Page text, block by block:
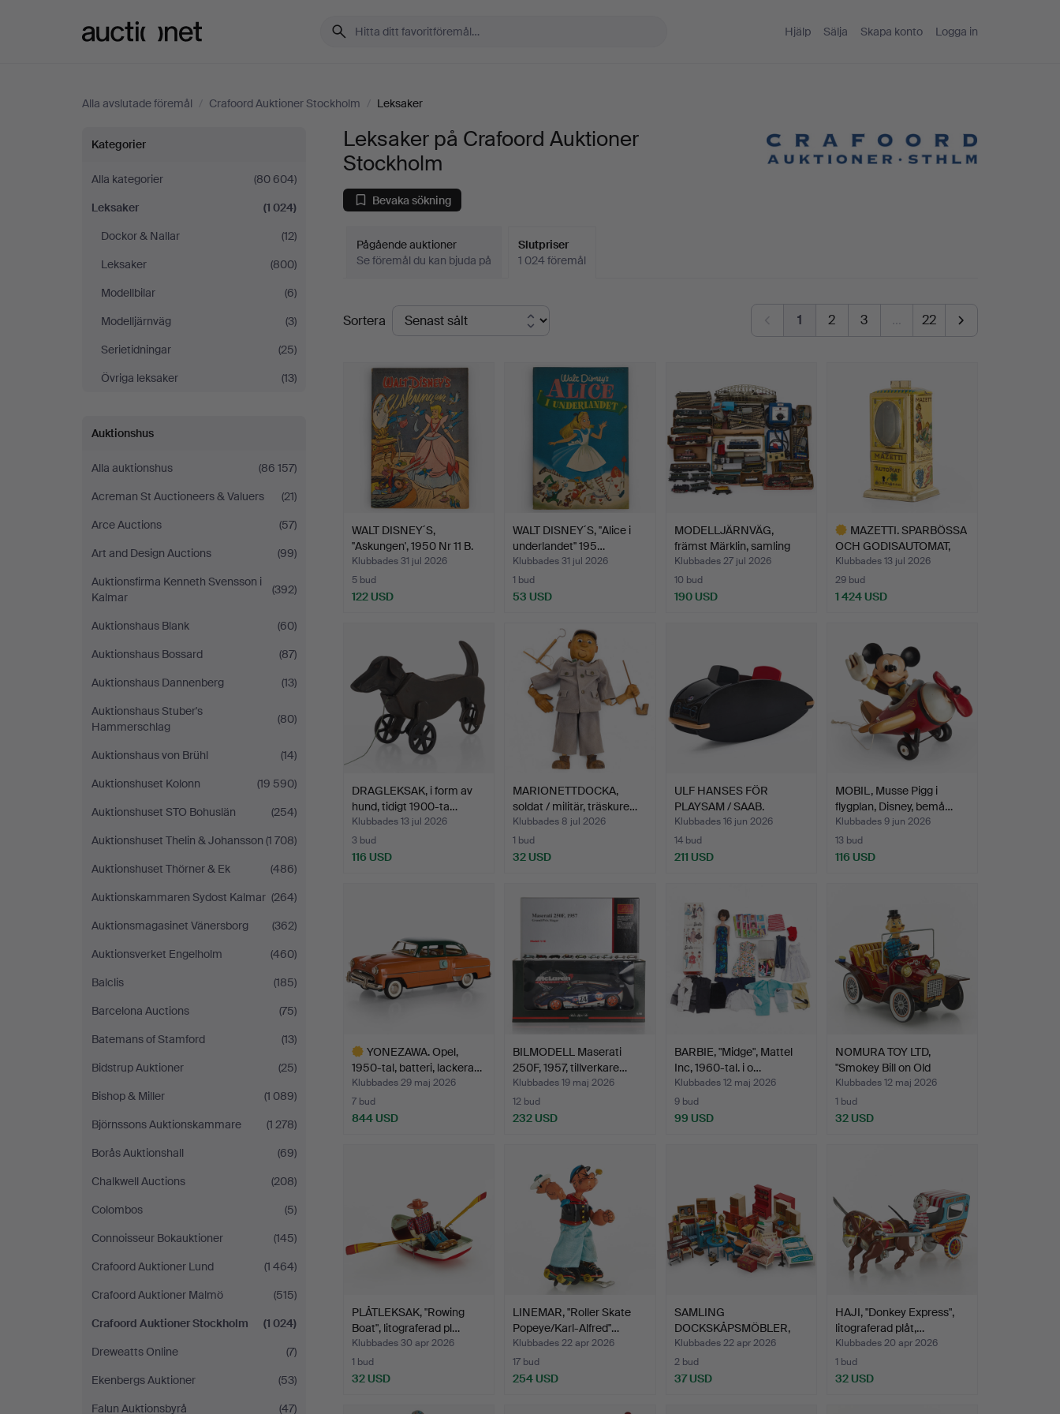
Hjälp Sälja Skapa konto Logga in
Alla avslutade föremål / Crafoord Auktioner Stockholm / Leksaker
Leksaker
på
Crafoord
Auktioner
Stockholm
Kategorier
Alla kategorier
(80 604)
Leksaker
(1 024)
Dockor & Nallar
(12)
Leksaker
(800)
Modellbilar
(6)
Modelljärnväg
(3)
Serietidningar
(25)
Övriga leksaker
(13)
Auktionshus
Alla auktionshus
(86 157)
Acreman St Auctioneers & Valuers
(21)
Arce Auctions
(57)
Art and Design Auctions
(99)
Auktionsfirma Kenneth Svensson i
Kalmar
(392)
Auktionshaus Blank
(60)
Auktionshaus Bossard
(87)
Auktionshaus Dannenberg
(13)
Auktionshaus Stuber's
Hammerschlag
(80)
Auktionshaus von Brühl
(14)
Auktionshuset Kolonn
(19 590)
Auktionshuset STO Bohuslän
(254)
Auktionshuset Thelin & Johansson (1 708)
Auktionshuset Thörner & Ek
(486)
Auktionskammaren Sydost Kalmar (264)
Auktionsmagasinet Vänersborg
(362)
Auktionsverket Engelholm
(460)
Balclis
(185)
Barcelona Auctions
(75)
Batemans of Stamford
(13)
Bidstrup Auktioner
(25)
Bishop & Miller
(1 089)
Björnssons Auktionskammare
(1 278)
Borås Auktionshall
(69)
Chalkwell Auctions
(208)
Colombos
(5)
Connoisseur Bokauktioner
(145)
Crafoord Auktioner Lund
(1 464)
Crafoord Auktioner Malmö
(515)
Crafoord Auktioner Stockholm
(1 024)
Dreweatts Online
(7)
Ekenbergs Auktioner
(53)
Falun Auktionsbyrå
(47)
Leksaker på Crafoord Auktioner
Stockholm
Bevaka sökning
Pågående auktioner
Se föremål du kan bjuda på
Slutpriser
1 024 föremål
Slutpriser
Sortera 1 2 3 … 22
WALT DISNEY´S,
''Askungen', 1950 Nr 11 B.
Klubbades 31 jul 2026
5 bud
122 USD
WALT DISNEY´S, ''Alice i
underlandet'' 195…
Klubbades 31 jul 2026
1 bud
53 USD
MODELLJÄRNVÄG,
främst Märklin, samling
lok…
Klubbades 27 jul 2026
10 bud
190 USD
MAZETTI. SPARBÖSSA
OCH GODISAUTOMAT,
litog…
Klubbades 13 jul 2026
29 bud
1 424 USD
DRAGLEKSAK, i form av
hund, tidigt 1900-ta…
Klubbades 13 jul 2026
3 bud
116 USD
MARIONETTDOCKA,
soldat / militär, träskure…
Klubbades 8 jul 2026
1 bud
32 USD
ULF HANSES FÖR
PLAYSAM / SAAB.
Gungstol, "…
Klubbades 16 jun 2026
14 bud
211 USD
MOBIL, Musse Pigg i
flygplan, Disney, bemå…
Klubbades 9 jun 2026
13 bud
116 USD
YONEZAWA. Opel,
1950-tal, batteri, lackera…
Klubbades 29 maj 2026
7 bud
844 USD
BILMODELL Maserati
250F, 1957, tillverkare…
Klubbades 19 maj 2026
12 bud
232 USD
BARBIE, "Midge", Mattel
Inc, 1960-tal. i o…
Klubbades 12 maj 2026
9 bud
99 USD
NOMURA TOY LTD,
"Smokey Bill on Old
Fashio…
Klubbades 12 maj 2026
1 bud
32 USD
PLÅTLEKSAK, "Rowing
Boat", litograferad pl…
Klubbades 30 apr 2026
1 bud
32 USD
LINEMAR, "Roller Skate
Popeye/Karl-Alfred"…
Klubbades 22 apr 2026
17 bud
254 USD
SAMLING
DOCKSKÅPSMÖBLER,
främst Lundby, 19…
Klubbades 22 apr 2026
2 bud
37 USD
HAJI, "Donkey Express",
litograferad plåt,…
Klubbades 20 apr 2026
1 bud
32 USD